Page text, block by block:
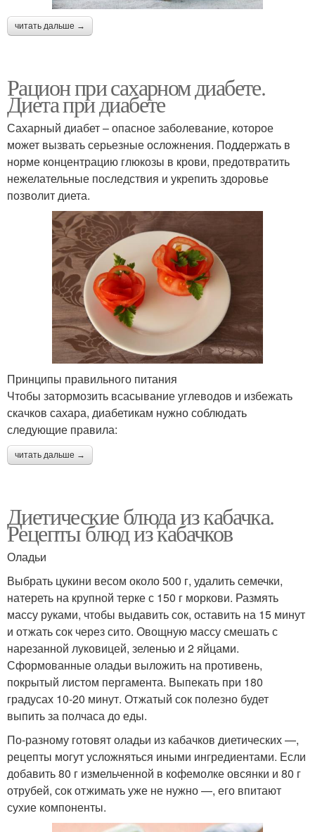
читать дальше →
Рацион при сахарном диабете.
Диета при диабете
Сахарный диабет – опасное заболевание, которое
может вызвать серьезные осложнения. Поддержать в
норме концентрацию глюкозы в крови, предотвратить
нежелательные последствия и укрепить здоровье
позволит диета.
Принципы правильного питания
Чтобы затормозить всасывание углеводов и избежать
скачков сахара, диабетикам нужно соблюдать
следующие правила:
читать дальше →
Диетические блюда из кабачка.
Рецепты блюд из кабачков
Оладьи
Выбрать цукини весом около 500 г, удалить семечки,
натереть на крупной терке с 150 г моркови. Размять
массу руками, чтобы выдавить сок, оставить на 15 минут
и отжать сок через сито. Овощную массу смешать с
нарезанной луковицей, зеленью и 2 яйцами.
Сформованные оладьи выложить на противень,
покрытый листом пергамента. Выпекать при 180
градусах 10-20 минут. Отжатый сок полезно будет
выпить за полчаса до еды.
По-разному готовят оладьи из кабачков диетических —,
рецепты могут усложняться иными ингредиентами. Если
добавить 80 г измельченной в кофемолке овсянки и 80 г
отрубей, сок отжимать уже не нужно —, его впитают
сухие компоненты.